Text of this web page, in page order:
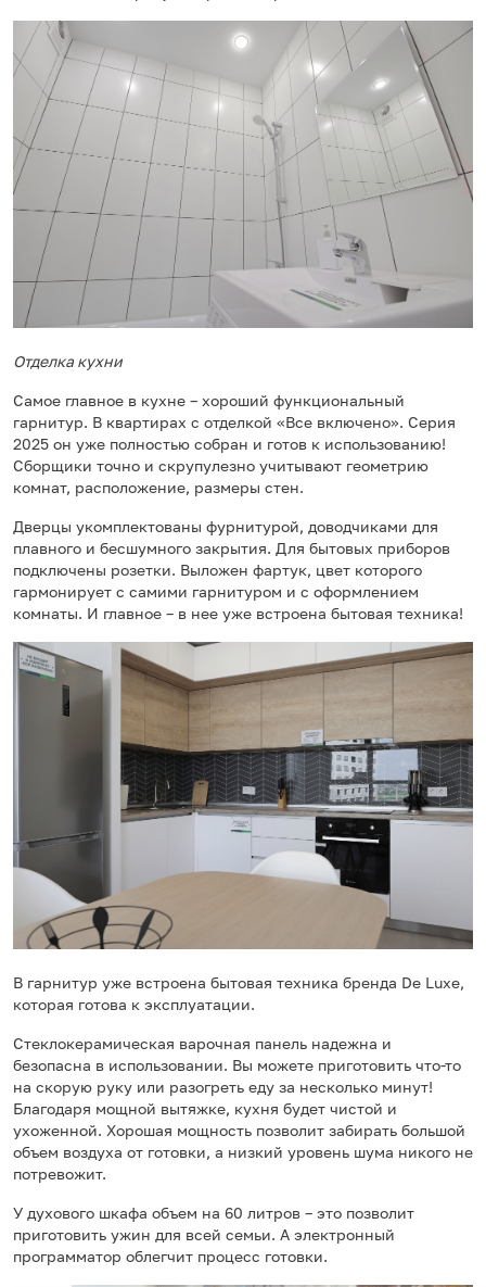
Отделка кухни
Самое главное в кухне – хороший функциональный
гарнитур. В квартирах с отделкой «Все включено». Серия
2025 он уже полностью собран и готов к использованию!
Сборщики точно и скрупулезно учитывают геометрию
комнат, расположение, размеры стен.
Дверцы укомплектованы фурнитурой, доводчиками для
плавного и бесшумного закрытия. Для бытовых приборов
подключены розетки. Выложен фартук, цвет которого
гармонирует с самими гарнитуром и с оформлением
комнаты. И главное – в нее уже встроена бытовая техника!
В гарнитур уже встроена бытовая техника бренда De Luxe,
которая готова к эксплуатации.
Стеклокерамическая варочная панель надежна и
безопасна в использовании. Вы можете приготовить что-то
на скорую руку или разогреть еду за несколько минут!
Благодаря мощной вытяжке, кухня будет чистой и
ухоженной. Хорошая мощность позволит забирать большой
объем воздуха от готовки, а низкий уровень шума никого не
потревожит.
У духового шкафа объем на 60 литров – это позволит
приготовить ужин для всей семьи. А электронный
программатор облегчит процесс готовки.